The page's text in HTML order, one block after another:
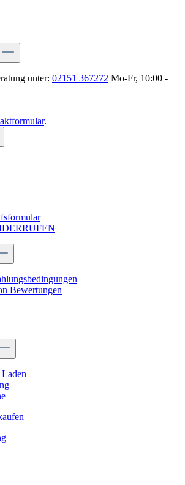
unter: 02151 367272 Mo-Fr, 10:00 -
.
Bewertungen